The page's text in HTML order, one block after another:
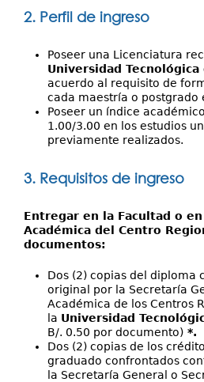
2. Perfil de ingreso
Poseer una Licenciatura
Universidad Tecnológica
acuerdo al requisito de
cada maestría o postgrado
Poseer un índice
1.00/3.00 en los estudios
previamente realizados.
3. Requisitos de ingreso
Entregar en la Facultad o
Académica del Centro
documentos:
Dos (2) copias del diploma
original por la Secretaría
Académica de los Centros
la Universidad
B/. 0.50 por documento) *.
Dos (2) copias de los
graduado confrontados
la Secretaría General o